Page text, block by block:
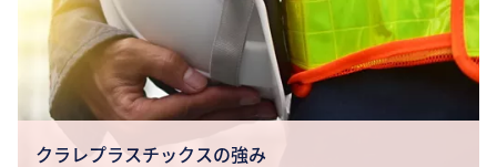
クラレプラスチックスの強み